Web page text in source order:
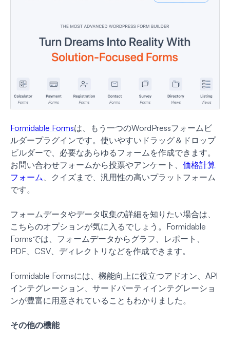
Formidable Formsは、もう一つのWordPressフォームビ
ルダープラグインです。使いやすいドラッグ＆ドロップ
ビルダーで、必要なあらゆるフォームを作成できます。
お問い合わせフォームから投票やアンケート、 価格計算
フォーム、クイズまで、汎用性の高いプラットフォーム
です。
フォームデータやデータ収集の詳細を知りたい場合は、
こちらのオプションが気に入るでしょう。Formidable
Formsでは、フォームデータからグラフ、レポート、
PDF、CSV、ディレクトリなどを作成できます。
Formidable Formsには、機能向上に役立つアドオン、API
インテグレーション、サードパーティインテグレーショ
ンが豊富に用意されていることもわかりました。
その他の機能